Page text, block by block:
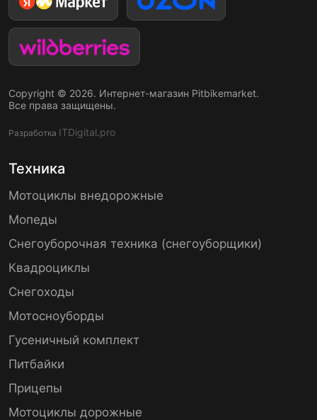
Copyright © 2026. Интернет-магазин Pitbikemarket.
Все права защищены.
Разработка ITDigital.pro
Техника
Мотоциклы внедорожные
Мопеды
Снегоуборочная техника (снегоуборщики)
Квадроциклы
Снегоходы
Мотосноуборды
Гусеничный комплект
Питбайки
Прицепы
Мотоциклы дорожные